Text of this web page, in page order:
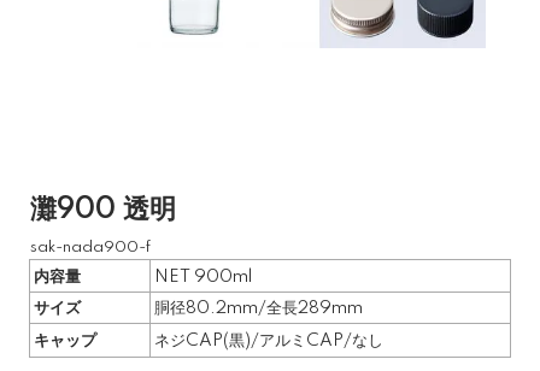
灘900 透明
sak-nada900-f
内容量
NET 900ml
サイズ
胴径80.2mm/全長289mm
キャップ
ネジCAP(黒)/アルミCAP/なし